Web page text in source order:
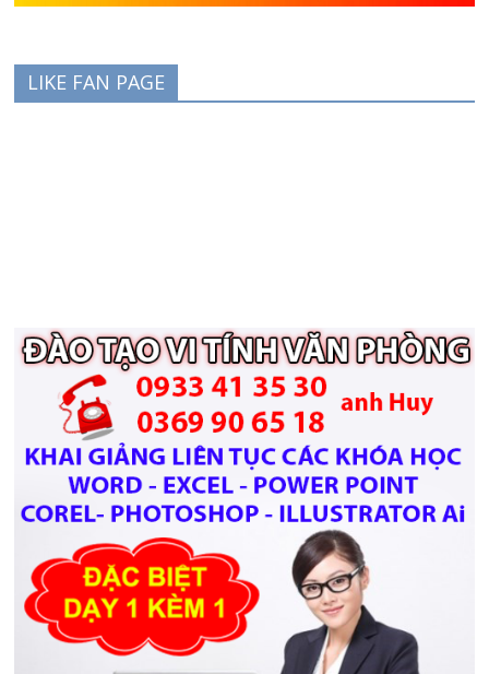
LIKE FAN PAGE